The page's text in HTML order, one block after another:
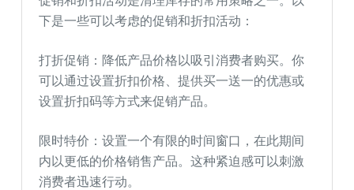
下是一些可以考虑的促销和折扣活动：
打折促销：降低产品价格以吸引消费者购买。你
可以通过设置折扣价格、提供买一送一的优惠或
设置折扣码等方式来促销产品。
限时特价：设置一个有限的时间窗口，在此期间
内以更低的价格销售产品。这种紧迫感可以刺激
消费者迅速行动。